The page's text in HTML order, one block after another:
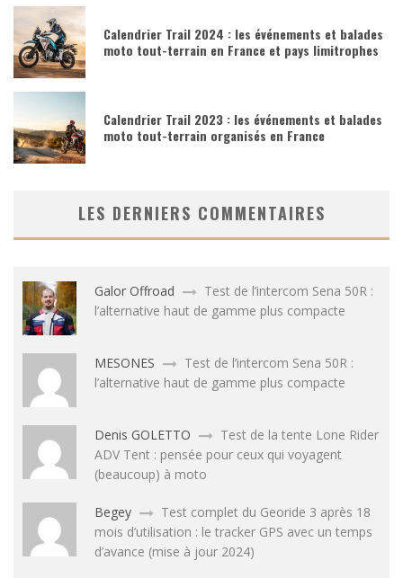
Calendrier Trail 2024 : les événements et balades
moto tout-terrain en France et pays limitrophes
Calendrier Trail 2023 : les événements et balades
moto tout-terrain organisés en France
LES DERNIERS COMMENTAIRES
Galor Offroad
Test de l’intercom Sena 50R :
l’alternative haut de gamme plus compacte
MESONES
Test de l’intercom Sena 50R :
l’alternative haut de gamme plus compacte
Denis GOLETTO
Test de la tente Lone Rider
ADV Tent : pensée pour ceux qui voyagent
(beaucoup) à moto
Begey
Test complet du Georide 3 après 18
mois d’utilisation : le tracker GPS avec un temps
d’avance (mise à jour 2024)